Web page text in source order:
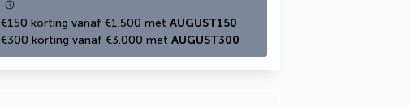
€150 korting vanaf €1.500 met AUGUST150
€300 korting vanaf €3.000 met AUGUST300